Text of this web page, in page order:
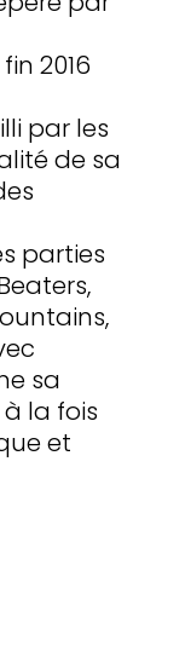
fin 2016
par les
de sa
parties
sa
la fois
et